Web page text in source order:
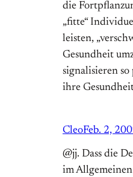
die
„fitte“
leisten,
Gesundheit
signalisieren
ihre
CleoFeb. 2,
@jj. Dass die
im